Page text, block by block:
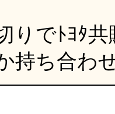
りでﾄﾖﾀ
持ち合わ